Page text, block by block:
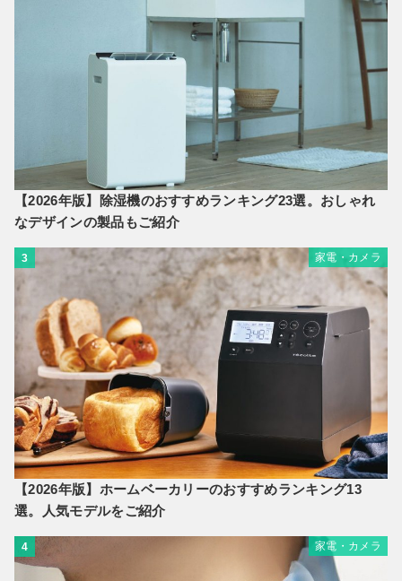
【2026年版】除湿機のおすすめランキング23選。おしゃれ
なデザインの製品もご紹介
3 家電・カメラ
【2026年版】ホームベーカリーのおすすめランキング13
選。人気モデルをご紹介
4 家電・カメラ